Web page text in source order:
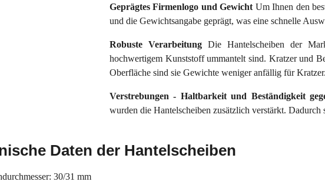
Geprägtes Firmenlogo und Gewicht Um Ihnen den
und die Gewichtsangabe geprägt, was eine schnelle
Robuste Verarbeitung Die Hantelscheiben der
hochwertigem Kunststoff ummantelt sind. Kratzer und
Oberfläche sind sie Gewichte weniger anfällig für Kratzer.
Verstrebungen - Haltbarkeit und Beständigkeit
wurden die Hantelscheiben zusätzlich verstärkt.
Daten der Hantelscheiben
30/31 mm